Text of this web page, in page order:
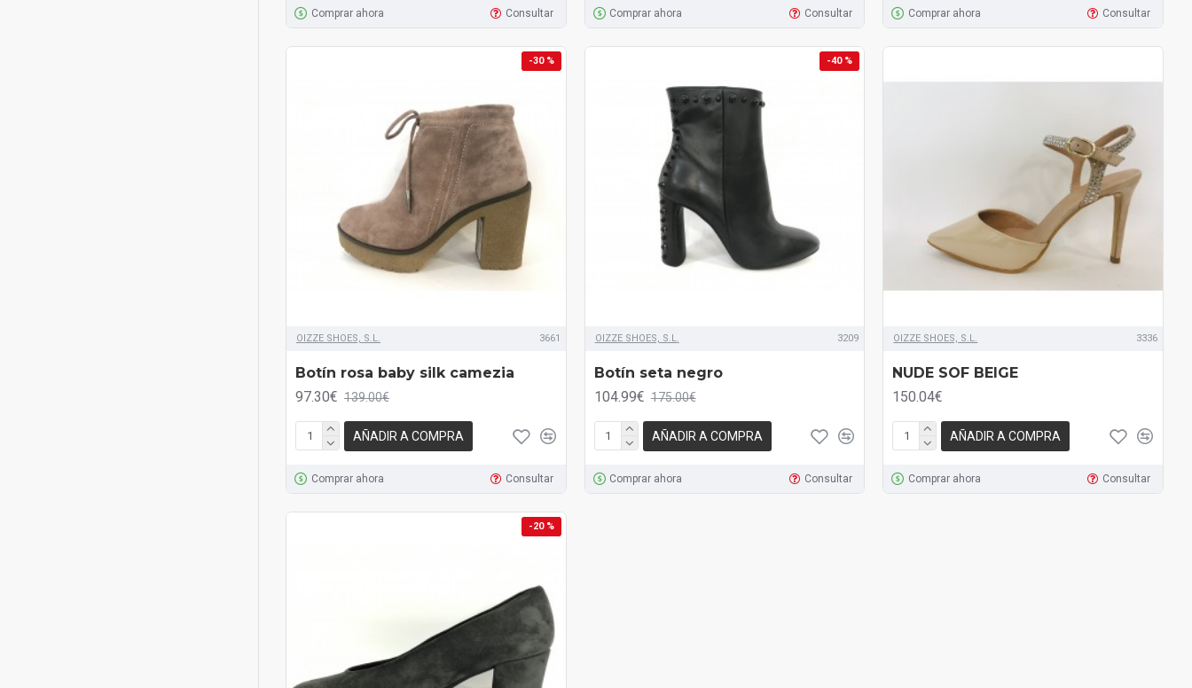
Comprar ahora Consultar Comprar ahora Consultar Comprar ahora Consultar
-30 %
OIZZE SHOES, S.L. 3661
Botín rosa baby silk camezia
97.30€ 139.00€
AÑADIR A COMPRA
Comprar ahora Consultar
-40 %
OIZZE SHOES, S.L. 3209
Botín seta negro
104.99€ 175.00€
AÑADIR A COMPRA
Comprar ahora Consultar
OIZZE SHOES, S.L. 3336
NUDE SOF BEIGE
150.04€
AÑADIR A COMPRA
Comprar ahora Consultar
-20 %